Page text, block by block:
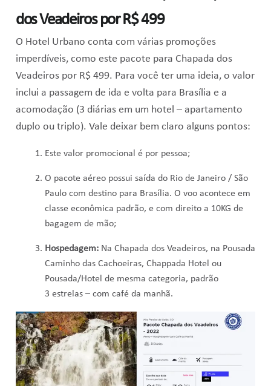
dos Veadeiros por R$ 499
O Hotel Urbano conta com várias promoções
imperdíveis, como este pacote para Chapada dos
Veadeiros por R$ 499. Para você ter uma ideia, o valor
inclui a passagem de ida e volta para Brasília e a
acomodação (3 diárias em um hotel – apartamento
duplo ou triplo). Vale deixar bem claro alguns pontos:
Este valor promocional é por pessoa;
O pacote aéreo possui saída do Rio de Janeiro / São
Paulo com destino para Brasília. O voo acontece em
classe econômica padrão, e com direito a 10KG de
bagagem de mão;
Hospedagem: Na Chapada dos Veadeiros, na Pousada
Caminho das Cachoeiras, Chappada Hotel ou
Pousada/Hotel de mesma categoria, padrão
3 estrelas – com café da manhã.